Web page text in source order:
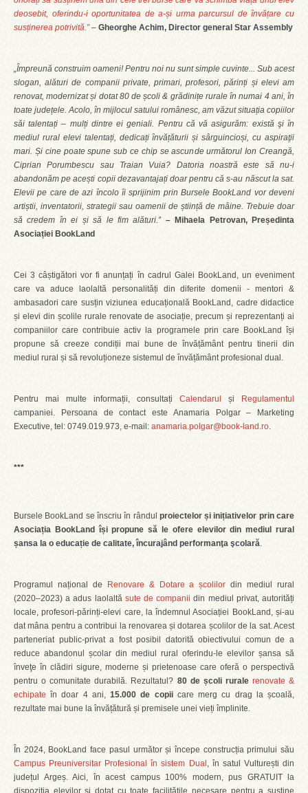
deosebit, oferindu-i oportunitatea de a-și urma parcursul de învățare cu
susținerea potrivită.”– Gheorghe Achim, Director general Star Assembly
„Împreună construim oameni! Pentru noi nu sunt simple cuvinte... Sub acest
slogan, alături de companii private, primari, profesori, părinți și elevi am
renovat, modernizat și dotat 80 de școli & grădinițe rurale în numai 4 ani, în
toate județele. Acolo, în mijlocul satului românesc, am văzut situația copiilor
săi talentați – mulți dintre ei geniali. Pentru că vă asigurăm: există şi ȋn
mediul rural elevi talentați, dedicați învățăturii și sârguincioși, cu aspiraţii
mari. Și cine poate spune sub ce chip se ascunde următorul Ion Creangă,
Ciprian Porumbescu sau Traian Vuia? Datoria noastră este să nu-i
abandonăm pe acești copii dezavantajați doar pentru că s-au născut la sat.
Elevii pe care de azi ȋncolo îi sprijinim prin Bursele BookLand vor deveni
artiștii, inventatorii, strategii sau oamenii de știință de mâine. Trebuie doar
să credem în ei și să le fim alături.” – Mihaela Petrovan, Președinta
Asociației BookLand
Cei 3 câștigători vor fi anunțați în cadrul Galei BookLand, un eveniment
care va aduce laolaltă personalități din diferite domenii - mentori &
ambasadori care susțin viziunea educațională BookLand, cadre didactice
și elevi din școlile rurale renovate de asociație, precum și reprezentanți ai
companiilor care contribuie activ la programele prin care BookLand își
propune să creeze condiții mai bune de învățământ pentru tinerii din
mediul rural și să revoluționeze sistemul de învățământ profesional dual.
Pentru mai multe informații, consultați Calendarul și
Regulamentul
campaniei. Persoana de contact este Anamaria Polgar – Marketing
Executive, tel: 0749.019.973, e-mail: anamaria.polgar@book-land.ro.
***
Bursele BookLand se înscriu în rândul proiectelor și inițiativelor prin care
Asociația BookLand își propune să le ofere elevilor din mediul rural
șansa la o educație de calitate, încurajând performanţa şcolară.
Programul național de Renovare & Dotare a școlilor din mediul rural
(2020–2023) a adus laolaltă sute de companii din mediul privat, autorități
locale, profesori-părinți-elevi care, la îndemnul Asociației BookLand, și-au
dat mâna pentru a contribui la renovarea și dotarea școlilor de la sat. Acest
parteneriat public-privat a fost posibil datorită obiectivului comun de a
reduce abandonul școlar din mediul rural oferindu-le elevilor șansa să
ȋnveţe în clădiri sigure, moderne și prietenoase care oferă o perspectivă
pentru o comunitate durabilă. Rezultatul? 80 de școli rurale renovate &
echipate în doar 4 ani,15.000 de copii care merg cu drag la școală,
rezultate mai bune la învățătură și premisele unei vieți împlinite.
În 2024, BookLand face pasul următor și începe construcția primului său
Campus Preuniversitar Profesional în sistem Dual , în satul Vulturești din
județul Argeș. Aici, în acest campus 100% modern, pus GRATUIT la
dispoziția elevilor și dotat cu toate facilitățile necesare pentru a susține